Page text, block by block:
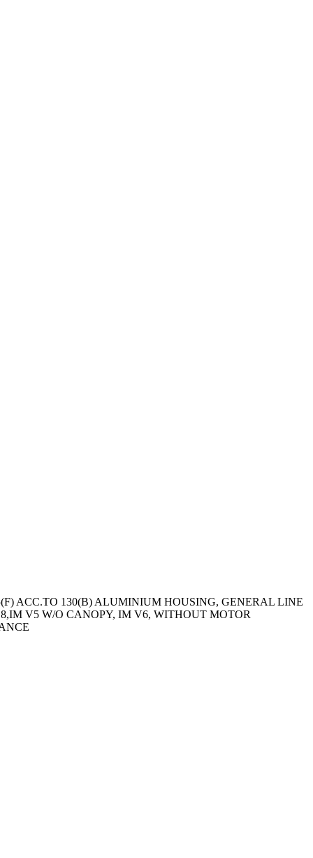
ACC.TO 130(B) ALUMINIUM HOUSING, GENERAL LINE
V5 W/O CANOPY, IM V6, WITHOUT MOTOR